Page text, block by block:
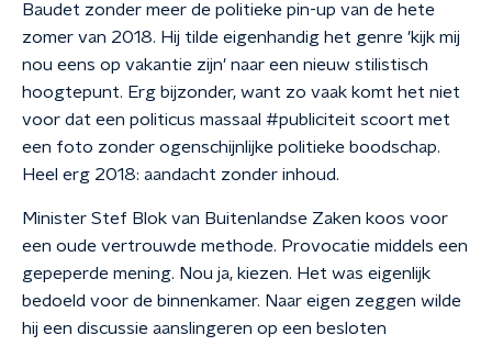
Baudet zonder meer de politieke pin-up van de hete
zomer van 2018. Hij tilde eigenhandig het genre 'kijk mij
nou eens op vakantie zijn' naar een nieuw stilistisch
hoogtepunt. Erg bijzonder, want zo vaak komt het niet
voor dat een politicus massaal #publiciteit scoort met
een foto zonder ogenschijnlijke politieke boodschap.
Heel erg 2018: aandacht zonder inhoud.
Minister Stef Blok van Buitenlandse Zaken koos voor
een oude vertrouwde methode. Provocatie middels een
gepeperde mening. Nou ja, kiezen. Het was eigenlijk
bedoeld voor de binnenkamer. Naar eigen zeggen wilde
hij een discussie aanslingeren op een besloten